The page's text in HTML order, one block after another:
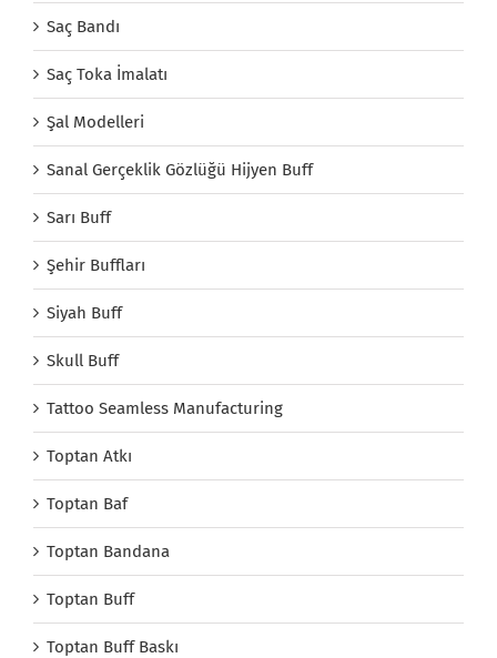
Saç Bandı
Saç Toka İmalatı
Şal Modelleri
Sanal Gerçeklik Gözlüğü Hijyen Buff
Sarı Buff
Şehir Buffları
Siyah Buff
Skull Buff
Tattoo Seamless Manufacturing
Toptan Atkı
Toptan Baf
Toptan Bandana
Toptan Buff
Toptan Buff Baskı